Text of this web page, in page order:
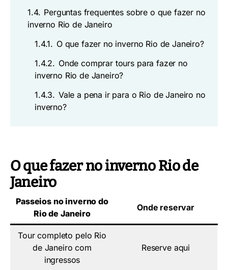
1.4. Perguntas frequentes sobre o que fazer no
inverno Rio de Janeiro
1.4.1. O que fazer no inverno Rio de Janeiro?
1.4.2. Onde comprar tours para fazer no
inverno Rio de Janeiro?
1.4.3. Vale a pena ir para o Rio de Janeiro no
inverno?
O que fazer no inverno Rio de
Janeiro
Passeios no inverno do
Rio de Janeiro
Onde reservar
Tour completo pelo Rio
de Janeiro com
ingressos
Reserve aqui